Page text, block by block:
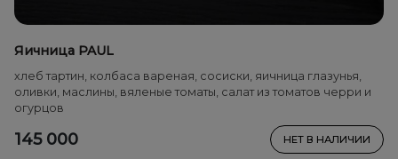
Яичница PAUL
хлеб тартин, колбаса вареная, сосиски, яичница глазунья,
оливки, маслины, вяленые томаты, салат из томатов черри и
огурцов
145 000 НЕТ В НАЛИЧИИ